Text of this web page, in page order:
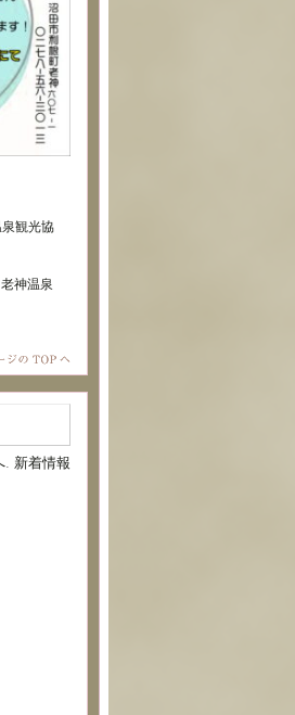
観光協
神温泉
新着情報